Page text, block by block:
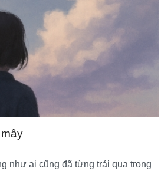
như ai cũng đã từng trải qua trong